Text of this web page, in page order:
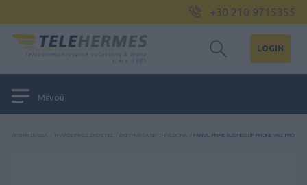
+30 210 9715355
LOGIN
Μενού
ΑΡΧΙΚΉ ΣΕΛΊΔΑ ΤΗΛΕΦΩΝΙΚΈΣ ΣΥΣΚΕΥΈΣ ΕΝΣΎΡΜΑΤΑ SIP ΤΗΛΈΦΩΝΑ FANVIL PRIME BUSINESS IP PHONE V62 PRO